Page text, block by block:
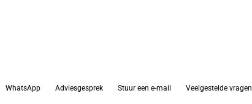
WhatsApp Adviesgesprek Stuur een e-mail Veelgestelde vragen